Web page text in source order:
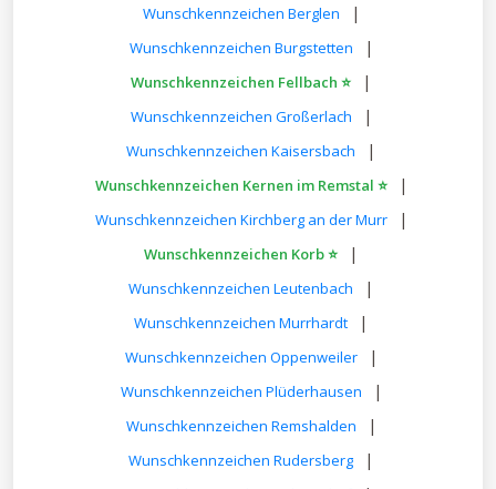
Wunschkennzeichen Berglen |
Wunschkennzeichen Burgstetten |
Wunschkennzeichen Fellbach ⭐ |
Wunschkennzeichen Großerlach |
Wunschkennzeichen Kaisersbach |
Wunschkennzeichen Kernen im Remstal ⭐ |
Wunschkennzeichen Kirchberg an der Murr |
Wunschkennzeichen Korb ⭐ |
Wunschkennzeichen Leutenbach |
Wunschkennzeichen Murrhardt |
Wunschkennzeichen Oppenweiler |
Wunschkennzeichen Plüderhausen |
Wunschkennzeichen Remshalden |
Wunschkennzeichen Rudersberg |